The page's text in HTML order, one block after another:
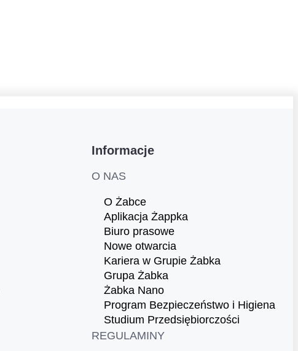
Informacje
O NAS
O Żabce
Aplikacja Żappka
Biuro prasowe
Nowe otwarcia
Kariera w Grupie Żabka
Grupa Żabka
Żabka Nano
Program Bezpieczeństwo i Higiena
Studium Przedsiębiorczości
REGULAMINY